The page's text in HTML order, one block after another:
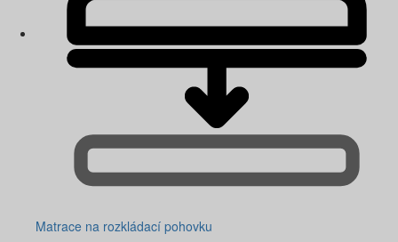
Matrace na rozkládací pohovku